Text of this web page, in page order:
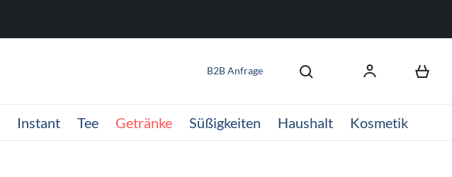
B2B Anfrage
Instant Tee Getränke Süßigkeiten Haushalt Kosmetik